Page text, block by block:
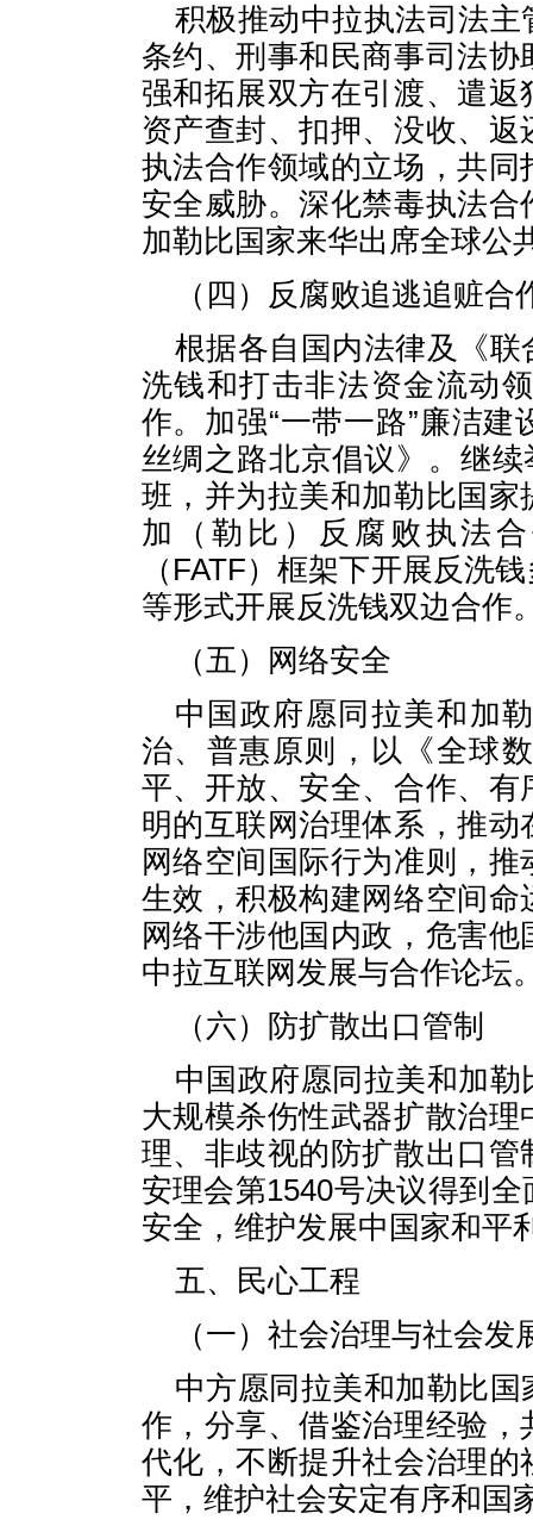
积极推动中拉执法司法
条约、刑事和民商事司法
强和拓展双方在引渡、遣
资产查封、扣押、没收、
执法合作领域的立场，共
安全威胁。深化禁毒执法
加勒比国家来华出席全球公
（四）反腐败追逃追赃合
根据各自国内法律及《
洗钱和打击非法资金流动
作。加强“一带一路”廉洁
丝绸之路北京倡议》。继
班，并为拉美和加勒比国
加（勒比）反腐败执法
（FATF）框架下开展反洗
等形式开展反洗钱双边合作
（五）网络安全
中国政府愿同拉美和加
治、普惠原则，以《全球
平、开放、安全、合作、
明的互联网治理体系，推
网络空间国际行为准则，
生效，积极构建网络空间
网络干涉他国内政，危害
中拉互联网发展与合作论坛
（六）防扩散出口管制
中国政府愿同拉美和加
大规模杀伤性武器扩散治
理、非歧视的防扩散出口
安理会第1540号决议得到
安全，维护发展中国家和平
五、民心工程
（一）社会治理与社会发
中方愿同拉美和加勒比
作，分享、借鉴治理经验
代化，不断提升社会治理
平，维护社会安定有序和国